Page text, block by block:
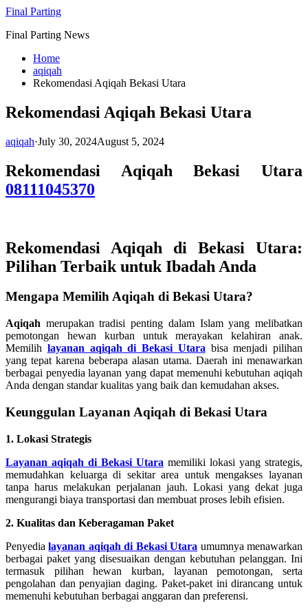
Skip
content
Final Parting
Final Parting News
Home
aqiqah
Rekomendasi Aqiqah Bekasi Utara
Rekomendasi Aqiqah Bekasi Utara
aqiqah·July 30, 2024August 5, 2024
Rekomendasi Aqiqah Bekasi Utara
08111045370
Rekomendasi Aqiqah di Bekasi Utara:
Pilihan Terbaik untuk Ibadah Anda
Mengapa Memilih Aqiqah di Bekasi Utara?
Aqiqah merupakan tradisi penting dalam Islam yang melibatkan
pemotongan hewan kurban untuk merayakan kelahiran anak.
Memilih layanan aqiqah di Bekasi Utara bisa menjadi pilihan
yang tepat karena beberapa alasan utama. Daerah ini menawarkan
berbagai penyedia layanan yang dapat memenuhi kebutuhan aqiqah
Anda dengan standar kualitas yang baik dan kemudahan akses.
Keunggulan Layanan Aqiqah di Bekasi Utara
1. Lokasi Strategis
Layanan aqiqah di Bekasi Utara memiliki lokasi yang strategis,
memudahkan keluarga di sekitar area untuk mengakses layanan
tanpa harus melakukan perjalanan jauh. Lokasi yang dekat juga
mengurangi biaya transportasi dan membuat proses lebih efisien.
2. Kualitas dan Keberagaman Paket
Penyedialayanan aqiqah di Bekasi Utara umumnya menawarkan
berbagai paket yang disesuaikan dengan kebutuhan pelanggan. Ini
termasuk pilihan hewan kurban, layanan pemotongan, serta
pengolahan dan penyajian daging. Paket-paket ini dirancang untuk
memenuhi kebutuhan berbagai anggaran dan preferensi.